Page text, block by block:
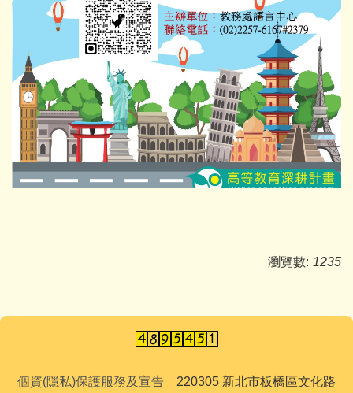
瀏覽數: 1235
個資(隱私)保護服務及宣告 220305 新北市板橋區文化路